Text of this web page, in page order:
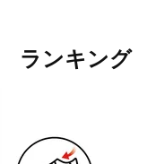
ランキング